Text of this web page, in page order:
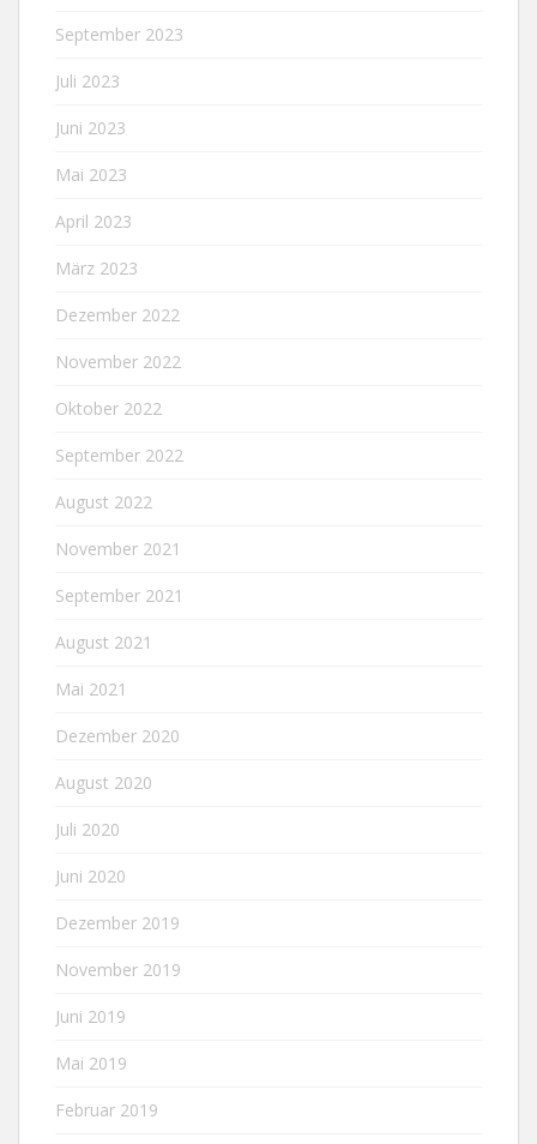
September 2023
Juli 2023
Juni 2023
Mai 2023
April 2023
März 2023
Dezember 2022
November 2022
Oktober 2022
September 2022
August 2022
November 2021
September 2021
August 2021
Mai 2021
Dezember 2020
August 2020
Juli 2020
Juni 2020
Dezember 2019
November 2019
Juni 2019
Mai 2019
Februar 2019